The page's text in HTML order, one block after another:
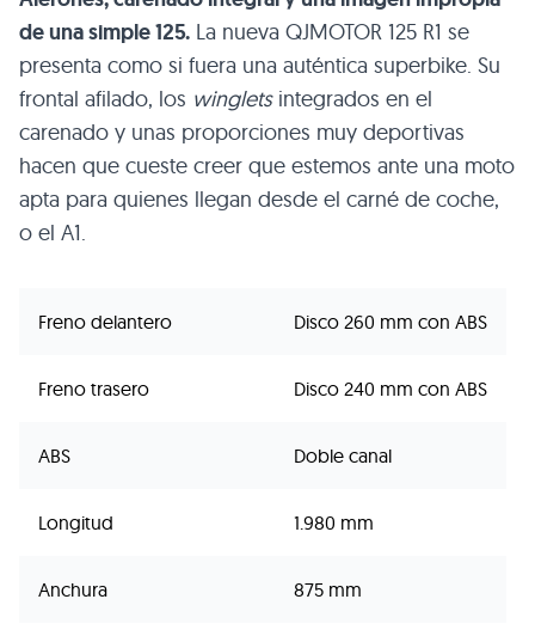
de una simple 125. La nueva QJMOTOR 125 R1 se
presenta como si fuera una auténtica superbike. Su
frontal afilado, los wingletsintegrados en el
carenado y unas proporciones muy deportivas
hacen que cueste creer que estemos ante una moto
apta para quienes llegan desde el carné de coche,
o el A1.
Freno delantero Disco 260 mm con ABS
Freno trasero Disco 240 mm con ABS
ABS Doble canal
Longitud 1.980 mm
Anchura 875 mm